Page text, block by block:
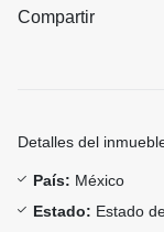
Compartir
Detalles del
País: México
Estado: Estado